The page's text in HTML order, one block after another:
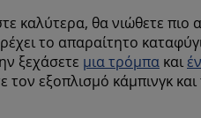
καλύτερα, θα νιώθετε πιο
το απαραίτητο
ξεχάσετε μια τρόμπα και
εξοπλισμό κάμπινγκ και